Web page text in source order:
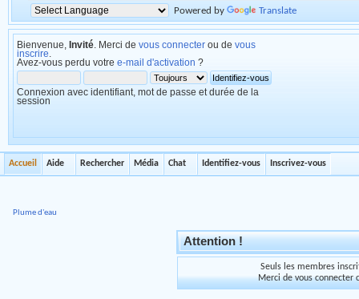
Powered by Translate
Bienvenue, Invité . Merci de vous connecter ou de vous
inscrire
Avez-vous perdu votre e-mail d'activation ?
Connexion avec identifiant, mot de passe et durée de la
session
Accueil Aide Rechercher Média Chat Identifiez-vous Inscrivez-vous
Plume d'eau
Attention !
Seuls les membres
Merci de vous connecter